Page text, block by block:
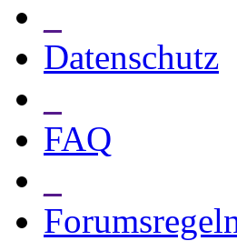
Datenschutz
FAQ